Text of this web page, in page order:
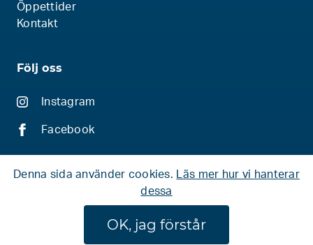
Öppettider
Kontakt
Följ oss
Instagram
Facebook
Denna sida använder cookies. Läs mer hur vi hanterar
dessa
OK, jag förstår